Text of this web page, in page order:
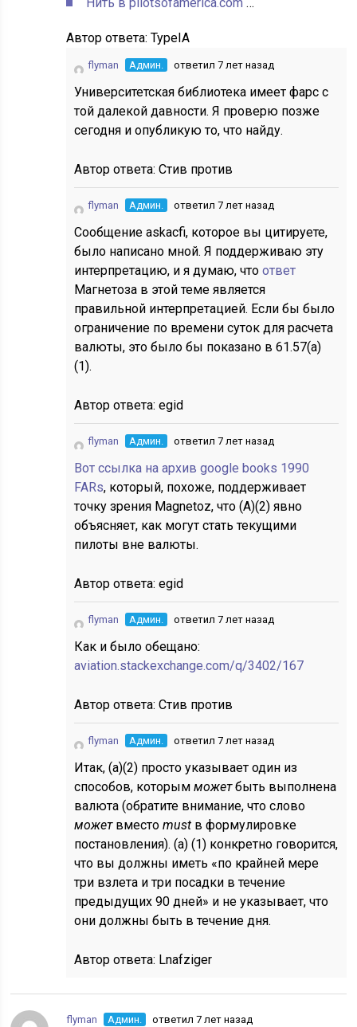
Автор ответа:TypeIA
flyman Админ. ответил 7 лет назад
Университетская библиотека имеет фарс с
той далекой давности. Я проверю позже
сегодня и опубликую то, что найду.
Автор ответа:Стив против
flyman Админ. ответил 7 лет назад
Сообщение askacfi, которое вы цитируете,
было написано мной. Я поддерживаю эту
интерпретацию, и я думаю, чтоответ
Магнетоза в этой теме является
правильной интерпретацией. Если бы было
ограничение по времени суток для расчета
валюты, это было бы показано в 61.57(a)
(1).
Автор ответа:egid
flyman Админ. ответил 7 лет назад
Вот ссылка на архив google books 1990
FARs, который, похоже, поддерживает
точку зрения Magnetoz, что (A)(2) явно
объясняет, как могут стать текущими
пилоты вне валюты.
Автор ответа:egid
flyman Админ. ответил 7 лет назад
Как и было обещано:
aviation.stackexchange.com/q/3402/167
Автор ответа:Стив против
flyman Админ. ответил 7 лет назад
Итак, (a)(2) просто указывает один из
способов, которымможетбыть выполнена
валюта (обратите внимание, что слово
может вместоmust в формулировке
постановления). (a) (1) конкретно говорится,
что вы должны иметь «по крайней мере
три взлета и три посадки в течение
предыдущих 90 дней» и не указывает, что
они должны быть в течение дня.
Автор ответа: Lnafziger
flyman Админ. ответил 7 лет назад